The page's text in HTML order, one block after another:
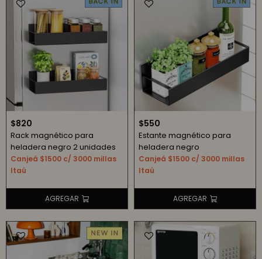
$820
Rack magnético para
heladera negro 2 unidades
Canjeá $1500 c/ 3000 millas
Itaú
$550
Estante magnético para
heladera negro
Canjeá $1500 c/ 3000 millas
Itaú